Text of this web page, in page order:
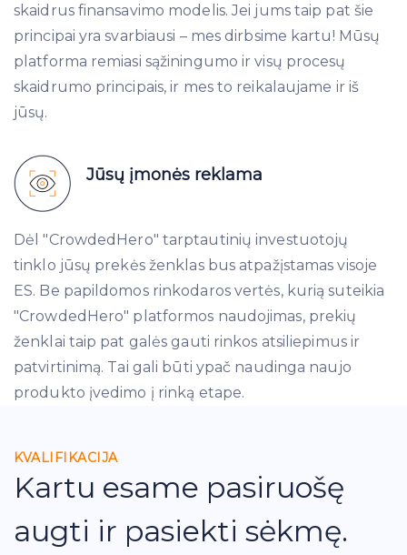
skaidrus finansavimo modelis. Jei jums taip pat šie
principai yra svarbiausi – mes dirbsime kartu! Mūsų
platforma remiasi sąžiningumo ir visų procesų
skaidrumo principais, ir mes to reikalaujame ir iš
jūsų.
Jūsų įmonės reklama
Dėl "CrowdedHero" tarptautinių investuotojų
tinklo jūsų prekės ženklas bus atpažįstamas visoje
ES. Be papildomos rinkodaros vertės, kurią suteikia
"CrowdedHero" platformos naudojimas, prekių
ženklai taip pat galės gauti rinkos atsiliepimus ir
patvirtinimą. Tai gali būti ypač naudinga naujo
produkto įvedimo į rinką etape.
KVALIFIKACIJA
Kartu esame pasiruošę
augti ir pasiekti sėkmę.